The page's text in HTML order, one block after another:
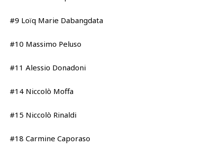
#9 Loïq Marie Dabangdata
#10 Massimo Peluso
#11 Alessio Donadoni
#14 Niccolò Moffa
#15 Niccolò Rinaldi
#18 Carmine Caporaso